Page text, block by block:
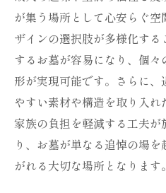
が集う場所として心安らぐ
ザインの選択肢が多様化す
するお墓が容易になり、個
形が実現可能です。さらに
やすい素材や構造を取り入れ
家族の負担を軽減する工夫
り、お墓が単なる追悼の場
がれる大切な場所となります。